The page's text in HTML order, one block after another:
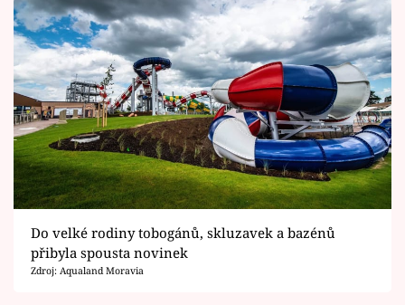
Vztahy
Seriály
Horoskopy
Sledujte prima+
Filmový festival Karlovy Vary
Pořady
Do velké rodiny tobogánů, skluzavek a bazénů
přibyla spousta novinek
Zdroj: Aqualand Moravia